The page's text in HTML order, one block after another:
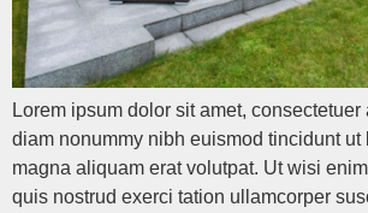
Lorem ipsum dolor sit amet,
diam nonummy nibh euismod tincidunt ut
magna aliquam erat volutpat. Ut wisi
quis nostrud exerci tation ullamcorper